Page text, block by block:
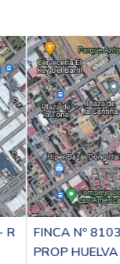
FINCA Nº 81036 -
PROP HUELVA